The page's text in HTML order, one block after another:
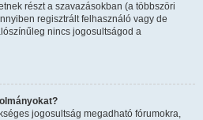
részt a szavazásokban (a többszöri
regisztrált felhasználó vagy de
nincs jogosultságod a
jogosultság megadható fórumokra,